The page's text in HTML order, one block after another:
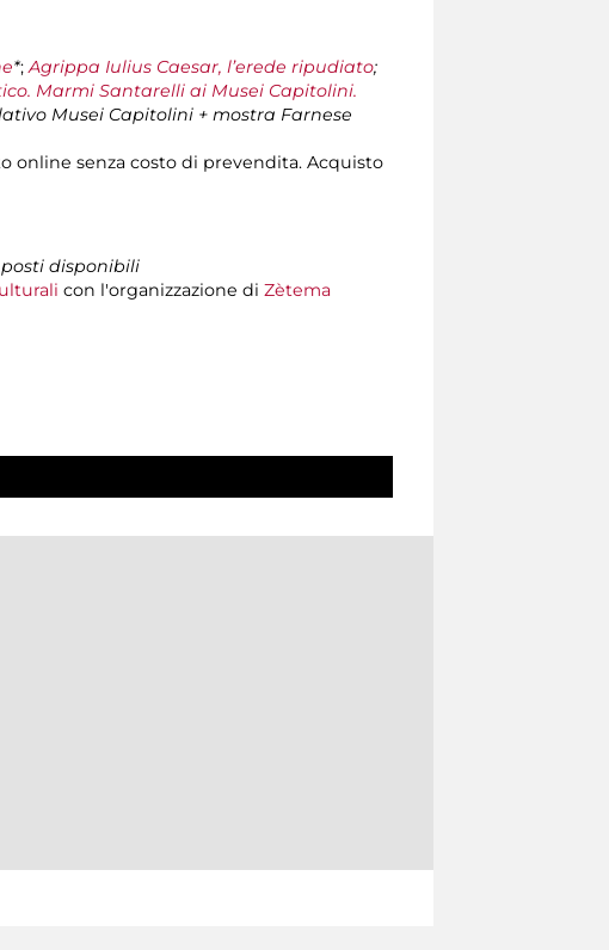
*; Agrippa Iulius Caesar, l’erede ripudiato;
Marmi Santarelli ai Musei Capitolini.
Musei Capitolini + mostra Farnese
online senza costo di prevendita. Acquisto
disponibili
con l'organizzazione di Zètema